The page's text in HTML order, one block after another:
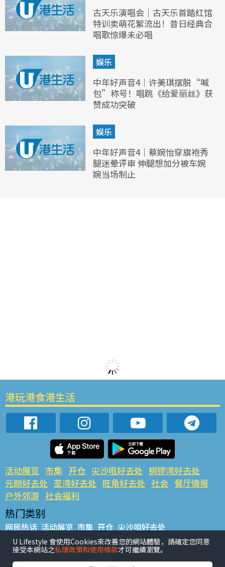
古天乐演唱会｜古天乐首踏红馆
特训卖萌花絮流出！昔日经典合
唱歌惊爆未必唱
娱乐
中年好声音4｜许美琪摆脱“喊
包”称号！唱跳《给爱丽丝》获
赞成功突破
娱乐
中年好声音4｜蔡婉怡穿旗袍秀
腿迷晕评审 伸腿想加分被车婉
婉当场制止
港玩港食港生活
活动展览 市集 开仓 尖沙咀好去处 铜锣湾好去处
元朗好去处 荃湾好去处 旺角好去处 社会 餐厅情报
户外郊游 社会福利
热门类别
网民热话 活动展览 市集 开仓 尖沙咀好去处
铜锣湾好去处 元朗好去处 荃湾好去处 旺角好去处 社会
餐厅情报 户外郊游
U Lifestyle 會使用Cookies來改善您的網站體驗，請確定您同意
接受本網站之私隱政策和使用條款才可繼續瀏覽。